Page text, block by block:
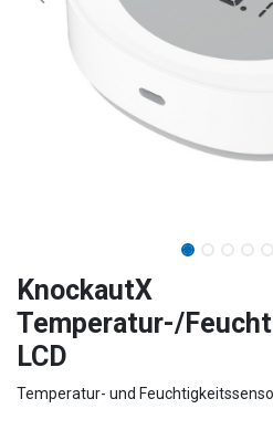
KnockautX
Temperatur-/
LCD
Temperatur- und